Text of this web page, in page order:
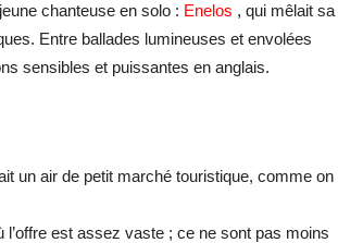
chanteuse en solo : Enelos , qui mêlait sa
Entre ballades lumineuses et envolées
sensibles et puissantes en anglais.
un air de petit marché touristique, comme on
est assez vaste ; ce ne sont pas moins